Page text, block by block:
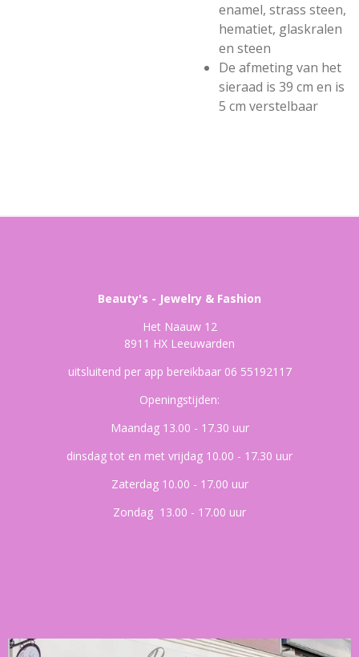
enamel, strass steen,
hematiet, glaskralen
en steen
De afmeting van het
sieraad is 39 cm en is
5 cm verstelbaar
Beauty's - Jewelry & Fashion
Het Naauw 12
8911 HX Leeuwarden
uitsluitend per app bereikbaar 06 55192117
Openingstijden:
Maandag 13.00 - 17.30 uur
dinsdag tot en met vrijdag 10.00 - 17.30 uur
Zaterdag 10.00 - 17.00 uur
Zondag 13.00 - 17.00 uur